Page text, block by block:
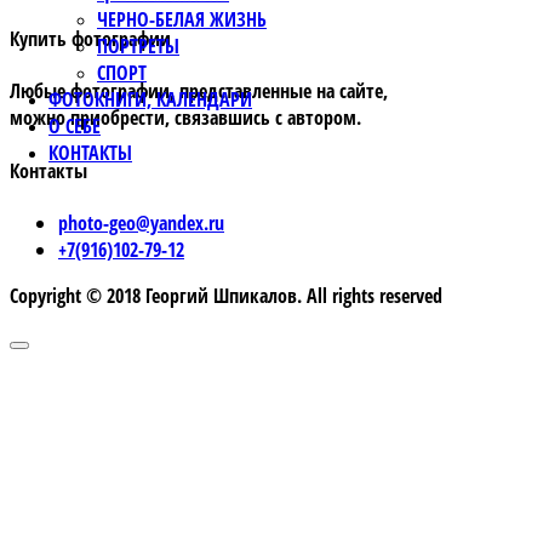
ЧЕРНО-БЕЛАЯ ЖИЗНЬ
ПОРТРЕТЫ
СПОРТ
ФОТОКНИГИ, КАЛЕНДАРИ
О СЕБЕ
КОНТАКТЫ
Купить фотографии
Любые фотографии, представленные на сайте,
можно приобрести, связавшись с автором.
Контакты
photo-geo@yandex.ru
+7(916)102-79-12
Copyright © 2018 Георгий Шпикалов. All rights reserved